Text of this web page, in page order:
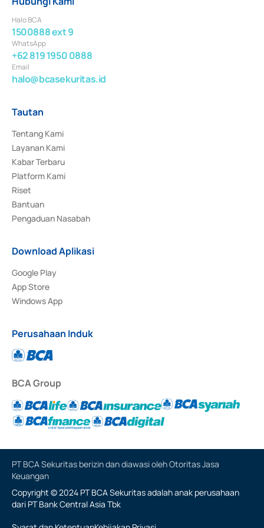
Halo BCA
1500888 ext 9
WhatsApp
+62 819 1950 0888
Email
halo@bcasekuritas.id
Tautan
Tentang Kami
Layanan Kami
Kabar Terbaru
Platform Kami
Riset
Bantuan
Pengaduan Nasabah
Download Aplikasi
Google Play
App Store
Windows App
Perusahaan Induk
BCA Group
PT BCA Sekuritas berizin dan diawasi oleh Otoritas Jasa
Keuangan
Copyright © 2024 PT BCA Sekuritas adalah anak perusahaan
dari PT Bank Central Asia Tbk